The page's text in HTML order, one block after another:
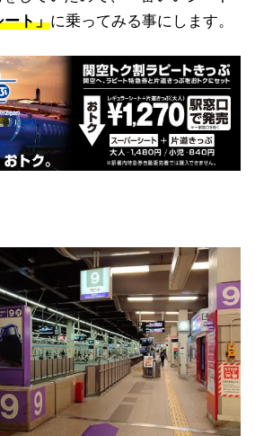
ート」に乗ってみる事にします。